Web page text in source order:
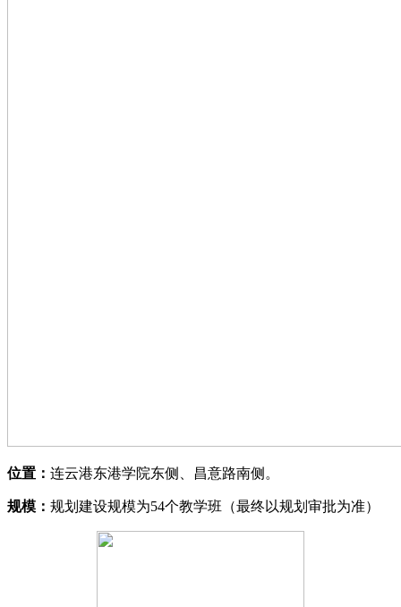
位置 ： 连云港东港学院东侧、昌意路南侧。
规模： 规划建设规模为54个教学班（最终以规划审批为准）